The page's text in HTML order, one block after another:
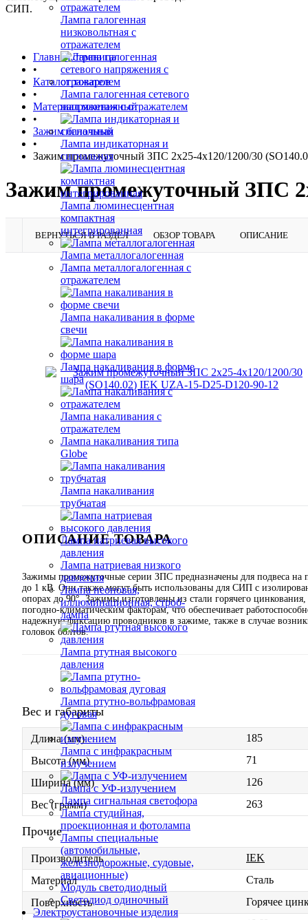
Лампа галогенная
низковольтная с
отражателем
Лампа галогенная сетевого
напряжения с отражателем
Лампа индикаторная и
сигнальная
Лампа люминесцентная
компактная
интегрированная
Лампа металлогалогенная
Лампа металлогалогенная с
отражателем
Лампа накаливания в форме
свечи
Лампа накаливания в форме
шара
Лампа накаливания с
отражателем
Лампа накаливания типа
Globe
Лампа накаливания
трубчатая
Лампа натриевая высокого
давления
Лампа натриевая низкого
давления
Лампа неоновая,
иллюминационная, строб-
лампа
Лампа ртутная высокого
давления
Лампа ртутно-вольфрамовая
дуговая
Лампа с инфракрасным
излучением
Лампа с УФ-излучением
Лампа сигнальная светофора
Лампа студийная,
проекционная и фотолампа
Лампы специальные
(автомобильные,
железнодорожные, судовые,
авиационные)
Модуль светодиодный
Светодиод одиночный
Электроустановочные изделия
СИП.
Главная страница
•
Каталог товаров
•
Материал монтажный
•
Зажим балочный
•
Зажим промежуточный ЗПС 2х25-4х120/1200/30
Зажим промежуточный ЗПС
ВЕРНУТЬСЯ В РАЗДЕЛ ОБЗОР ТОВАРА ОПИСАНИЕ
ОПИСАНИЕ ТОВАРА
Зажимы промежуточные серии ЗПС предназначены для подвеса
до 1 кВ. Они также могут быть использованы для СИП с
опорах до 90°. Зажимы изготовлены из стали горячего
погодно-климатическим факторам, что обеспечивает
надежную фиксацию проводников в зажиме, также в случае
головок болтов.
Вес и габариты
Длина (мм)
185
Высота (мм)
71
Ширина (мм)
126
Вес (грамм)
263
Прочие
Производитель
IEK
Материал
Сталь
Поверхность
Горячее